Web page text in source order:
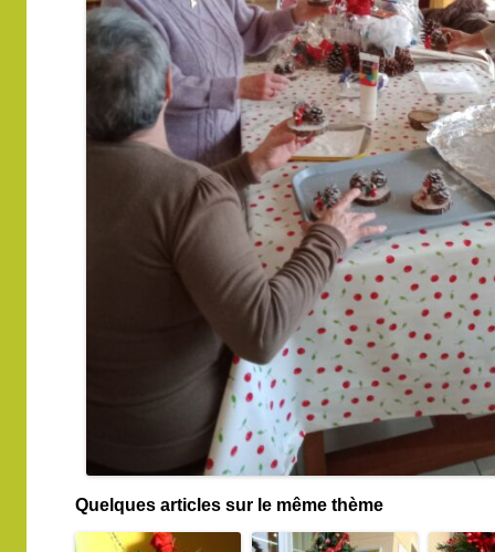
Quelques articles sur le même thème